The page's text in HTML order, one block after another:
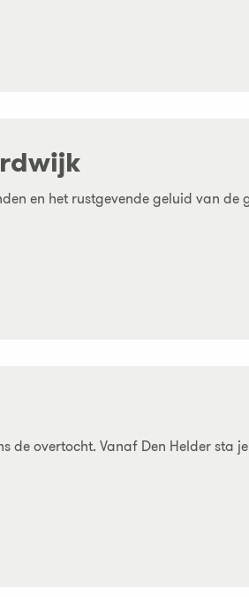
en het rustgevende geluid van de
de overtocht. Vanaf Den Helder sta